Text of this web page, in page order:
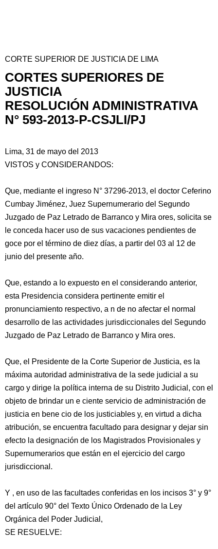
CORTE SUPERIOR DE JUSTICIA DE LIMA
CORTES SUPERIORES DE
JUSTICIA
RESOLUCIÓN ADMINISTRATIVA
N° 593-2013-P-CSJLI/PJ
Lima, 31 de mayo del 2013
VISTOS y CONSIDERANDOS:
Que, mediante el ingreso N° 37296-2013, el doctor Ceferino
Cumbay Jiménez, Juez Supernumerario del Segundo
Juzgado de Paz Letrado de Barranco y Mira ores, solicita se
le conceda hacer uso de sus vacaciones pendientes de
goce por el término de diez días, a partir del 03 al 12 de
junio del presente año.
Que, estando a lo expuesto en el considerando anterior,
esta Presidencia considera pertinente emitir el
pronunciamiento respectivo, a n de no afectar el normal
desarrollo de las actividades jurisdiccionales del Segundo
Juzgado de Paz Letrado de Barranco y Mira ores.
Que, el Presidente de la Corte Superior de Justicia, es la
máxima autoridad administrativa de la sede judicial a su
cargo y dirige la política interna de su Distrito Judicial, con el
objeto de brindar un e ciente servicio de administración de
justicia en bene cio de los justiciables y, en virtud a dicha
atribución, se encuentra facultado para designar y dejar sin
efecto la designación de los Magistrados Provisionales y
Supernumerarios que están en el ejercicio del cargo
jurisdiccional.
Y , en uso de las facultades conferidas en los incisos 3° y 9°
del artículo 90° del Texto Único Ordenado de la Ley
Orgánica del Poder Judicial,
SE RESUELVE: